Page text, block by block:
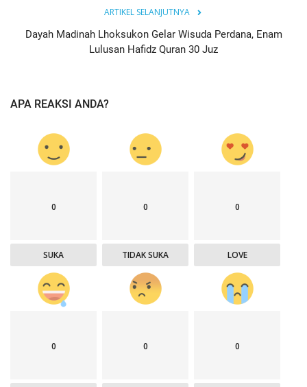
ARTIKEL SELANJUTNYA
Dayah Madinah Lhoksukon Gelar Wisuda Perdana, Enam
Lulusan Hafidz Quran 30 Juz
APA REAKSI ANDA?
0
SUKA
0
TIDAK SUKA
0
LOVE
0 0 0